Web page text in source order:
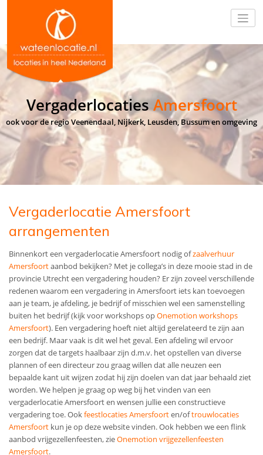
VergaderlocatiesAmersfoort
ook voor de regio Veenendaal, Nijkerk, Leusden, Bussum en omgeving
Vergaderlocatie Amersfoort
arrangementen
Binnenkort een vergaderlocatie Amersfoort nodig ofzaalverhuur
Amersfoortaanbod bekijken? Met je collega’s in deze mooie stad in de
provincie Utrecht een vergadering houden? Er zijn zoveel verschillende
redenen waarom een vergadering in Amersfoort iets kan toevoegen
aan je team, je afdeling, je bedrijf of misschien wel een samenstelling
buiten het bedrijf (kijk voor workshops opOnemotion workshops
Amersfoort). Een vergadering hoeft niet altijd gerelateerd te zijn aan
een bedrijf. Maar vaak is dit wel het geval. Een afdeling wil ervoor
zorgen dat de targets haalbaar zijn d.m.v. het opstellen van diverse
plannen of een directeur zou graag willen dat alle neuzen een
bepaalde kant uit wijzen zodat hij zijn doelen van dat jaar behaald ziet
worden. We helpen je graag op weg bij het vinden van een
vergaderlocatie Amersfoort en wensen jullie een constructieve
vergadering toe. Ookfeestlocaties Amersfoorten/oftrouwlocaties
Amersfoort kun je op deze website vinden. Ook hebben we een flink
aanbod vrijgezellenfeesten, zieOnemotion vrijgezellenfeesten
Amersfoort.